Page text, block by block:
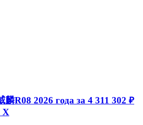
麟R08 2026 года за 4 311 302 ₽
X